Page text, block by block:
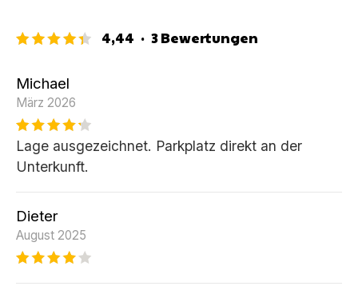
4,44 · 3Bewertungen
Michael
März 2026
Lage ausgezeichnet. Parkplatz direkt an der
Unterkunft.
Dieter
August 2025